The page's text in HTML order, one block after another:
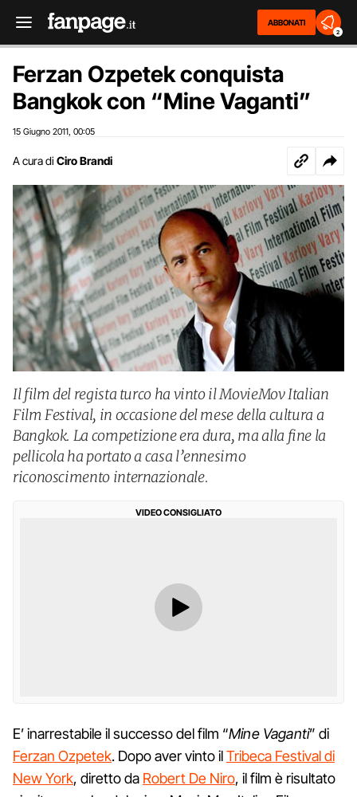
ABBONATI
2
Ferzan Ozpetek conquista
Bangkok con “Mine Vaganti”
15 Giugno 2011 00:05
A cura di Ciro Brandi
Il film del regista turco ha vinto il MovieMov Italian
Film Festival, in occasione del mese della cultura a
Bangkok. La competizione era dura, ma alla fine la
pellicola ha portato a casa l’ennesimo
riconoscimento internazionale.
VIDEO CONSIGLIATO
E’ inarrestabile il successo del film “Mine Vaganti” di
Ferzan Ozpetek. Dopo aver vinto ilTribeca Festival di
New York, diretto da Robert De Niro, il film è risultato